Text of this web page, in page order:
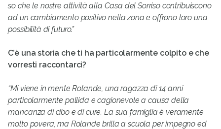
so che le nostre attività alla Casa del Sorriso contribuiscono
ad un cambiamento positivo nella zona e offrono loro una
possibilità di futuro.”
C’è una storia che ti ha particolarmente colpito e che
vorresti raccontarci?
“Mi viene in mente Rolande, una ragazza di 14 anni
particolarmente pallida e cagionevole a causa della
mancanza di cibo e di cure. La sua famiglia è veramente
molto povera, ma Rolande brilla a scuola per impegno ed